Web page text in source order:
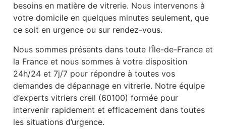
besoins en matière de vitrerie. Nous intervenons à
votre domicile en quelques minutes seulement, que
ce soit en urgence ou sur rendez-vous.
Nous sommes présents dans toute l’Île-de-France et
la France et nous sommes à votre disposition
24h/24 et 7j/7 pour répondre à toutes vos
demandes de dépannage en vitrerie. Notre équipe
d’experts vitriers creil (60100) formée pour
intervenir rapidement et efficacement dans toutes
les situations d’urgence.